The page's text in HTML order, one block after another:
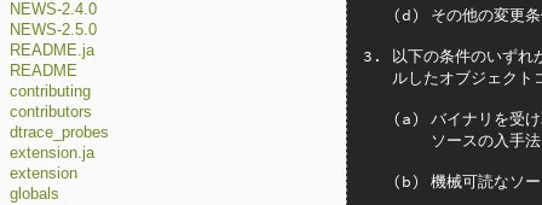
NEWS-2.4.0
NEWS-2.5.0
README.ja
README
contributing
contributors
dtrace_probes
extension.ja
extension
globals
(d) その他の変更条
3. 以下の条件のいずれ
ルしたオブジェクト
(a) バイナリを受け
ソースの入手法
(b) 機械可読なソー